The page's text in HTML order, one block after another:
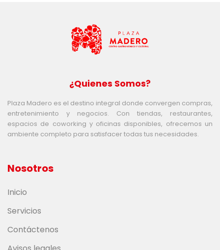
¿Quienes Somos?
Plaza Madero es el destino integral donde convergen compras,
entretenimiento y negocios. Con tiendas, restaurantes,
espacios de coworking y oficinas disponibles, ofrecemos un
ambiente completo para satisfacer todas tus necesidades.
Nosotros
Inicio
Servicios
Contáctenos